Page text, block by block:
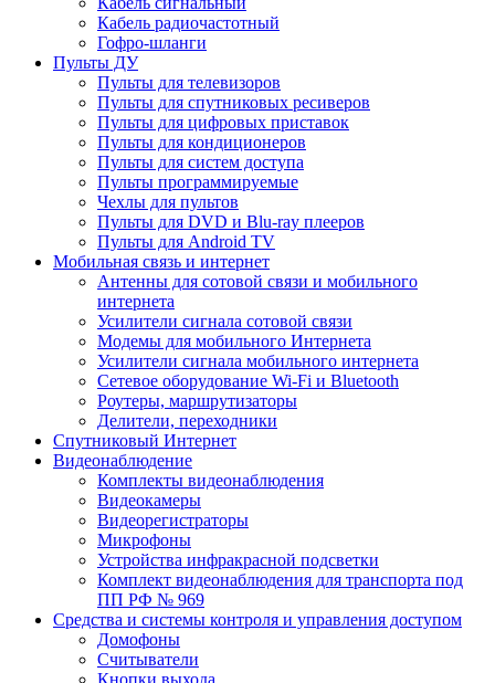
Кабель радиочастотный
Гофро-шланги
Пульты ДУ
Пульты для телевизоров
Пульты для спутниковых ресиверов
Пульты для цифровых приставок
Пульты для кондиционеров
Пульты для систем доступа
Пульты программируемые
Чехлы для пультов
Пульты для DVD и Blu-ray плееров
Пульты для Android TV
Мобильная связь и интернет
Антенны для сотовой связи и мобильного
интернета
Усилители сигнала сотовой связи
Модемы для мобильного Интернета
Усилители сигнала мобильного интернета
Сетевое оборудование Wi-Fi и Bluetooth
Роутеры, маршрутизаторы
Делители, переходники
Спутниковый Интернет
Видеонаблюдение
Комплекты видеонаблюдения
Видеокамеры
Видеорегистраторы
Микрофоны
Устройства инфракрасной подсветки
Комплект видеонаблюдения для транспорта под
ПП РФ № 969
Средства и системы контроля и управления доступом
Домофоны
Считыватели
Кнопки выхода